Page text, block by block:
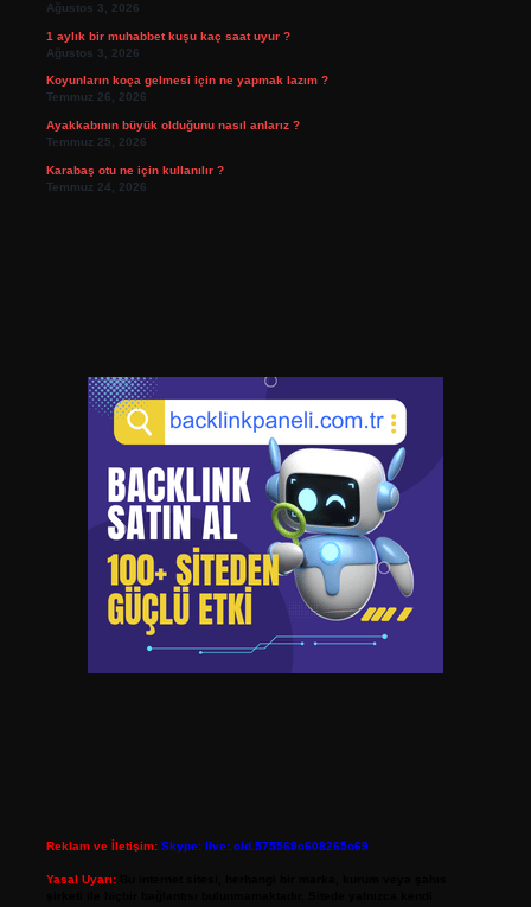
Ağustos 3, 2026
1 aylık bir muhabbet kuşu kaç saat uyur ?
Ağustos 3, 2026
Koyunların koça gelmesi için ne yapmak lazım ?
Temmuz 26, 2026
Ayakkabının büyük olduğunu nasıl anlarız ?
Temmuz 25, 2026
Karabaş otu ne için kullanılır ?
Temmuz 24, 2026
Reklam ve İletişim: Skype: live:.cid.575569c608265c69
Yasal Uyarı: